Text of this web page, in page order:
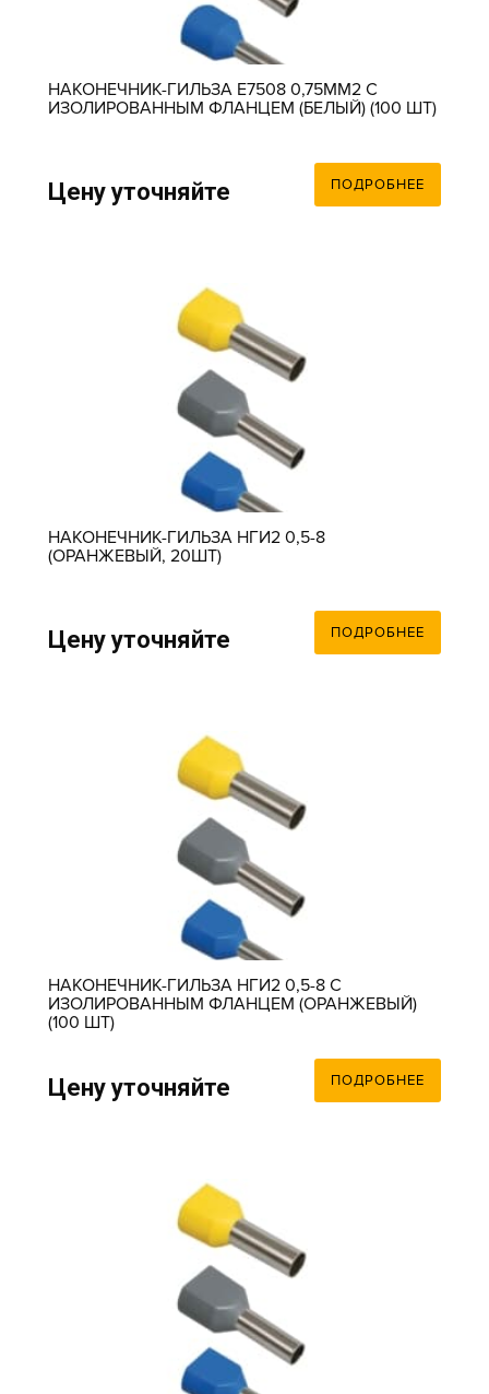
НАКОНЕЧНИК-ГИЛЬЗА Е7508 0,75ММ2 С
ИЗОЛИРОВАННЫМ ФЛАНЦЕМ (БЕЛЫЙ) (100 ШТ)
Цену уточняйте ПОДРОБНЕЕ
НАКОНЕЧНИК-ГИЛЬЗА НГИ2 0,5-8
(ОРАНЖЕВЫЙ, 20ШТ)
Цену уточняйте ПОДРОБНЕЕ
НАКОНЕЧНИК-ГИЛЬЗА НГИ2 0,5-8 С
ИЗОЛИРОВАННЫМ ФЛАНЦЕМ (ОРАНЖЕВЫЙ)
(100 ШТ)
Цену уточняйте ПОДРОБНЕЕ